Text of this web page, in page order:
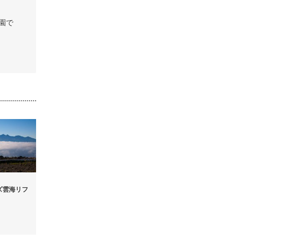
で
雲海リフ